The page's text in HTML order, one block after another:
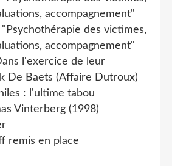
accompagnement"
des victimes,
accompagnement"
l'exercice de leur
De Baets (Affaire Dutroux)
: l'ultime tabou
Vinterberg (1998)
remis en place